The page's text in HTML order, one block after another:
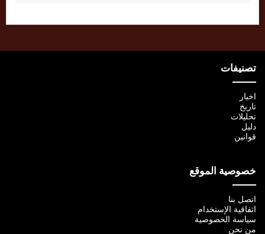
تصنيفات
اخبار
تاريخ
تحليلات
دليل
قوانين
خصوصية الموقع
اتصل بنا
اتفاقية الإستخدام
سياسة الخصوصية
من نحن